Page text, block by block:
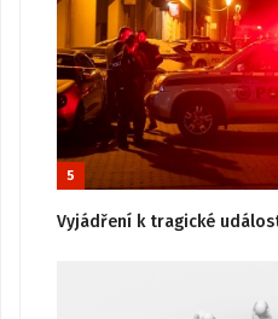
5
Vyjádření k tragické